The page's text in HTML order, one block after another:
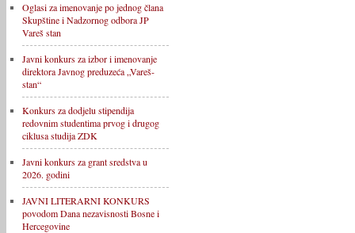
Oglasi za imenovanje po jednog člana
Skupštine i Nadzornog odbora JP
Vareš stan
Javni konkurs za izbor i imenovanje
direktora Javnog preduzeća „Vareš-
stan“
Konkurs za dodjelu stipendija
redovnim studentima prvog i drugog
ciklusa studija ZDK
Javni konkurs za grant sredstva u
2026. godini
JAVNI LITERARNI KONKURS
povodom Dana nezavisnosti Bosne i
Hercegovine